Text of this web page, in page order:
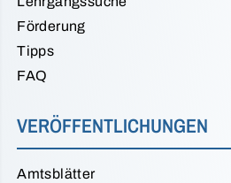
Förderung
Tipps
FAQ
VERÖFFENTLICHUNGEN
Amtsblätter